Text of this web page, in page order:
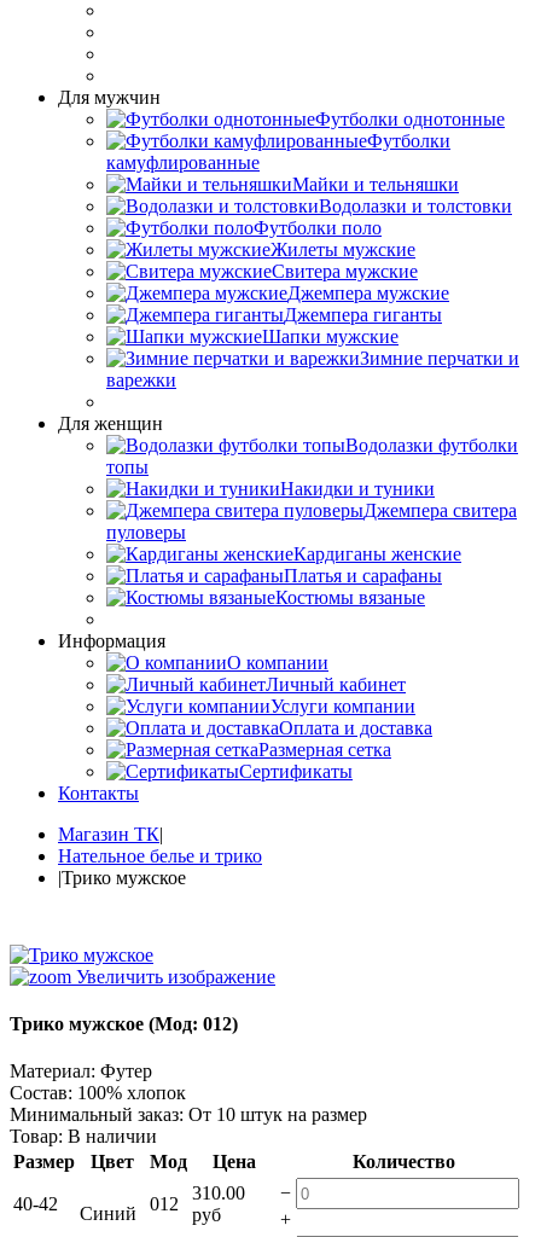
Для мужчин
Футболки однотонные
Футболки
камуфлированные
Майки и тельняшки
Водолазки и толстовки
Футболки поло
Жилеты мужские
Свитера мужские
Джемпера мужские
Джемпера гиганты
Шапки мужские
Зимние перчатки и
варежки
Для женщин
Водолазки футболки
топы
Накидки и туники
Джемпера свитера
пуловеры
Кардиганы женские
Платья и сарафаны
Костюмы вязаные
Информация
О компании
Личный кабинет
Услуги компании
Оплата и доставка
Размерная сетка
Сертификаты
Контакты
Магазин ТК|
Нательное белье и трико
|Трико мужское
Увеличить изображение
Трико мужское (Мод: 012)
Материал: Футер
Состав: 100% хлопок
Минимальный заказ: От 10 штук на размер
Товар: В наличии
Размер
Цвет Мод Цена Количество
40-42 Синий 012
310.00
руб
−
+